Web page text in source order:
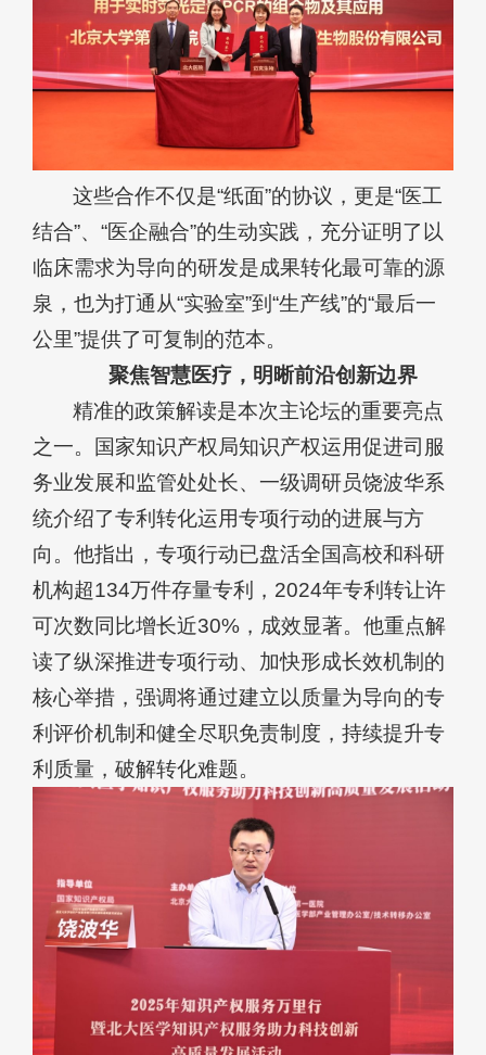
这些合作不仅是“纸面”的协议，更是“医工
结合”、“医企融合”的生动实践，充分证明了以
临床需求为导向的研发是成果转化最可靠的源
泉，也为打通从“实验室”到“生产线”的“最后一
公里”提供了可复制的范本。
聚焦智慧医疗，明晰前沿创新边界
精准的政策解读是本次主论坛的重要亮点
之一。国家知识产权局知识产权运用促进司服
务业发展和监管处处长、一级调研员饶波华系
统介绍了专利转化运用专项行动的进展与方
向。他指出，专项行动已盘活全国高校和科研
机构超134万件存量专利，2024年专利转让许
可次数同比增长近30%，成效显著。他重点解
读了纵深推进专项行动、加快形成长效机制的
核心举措，强调将通过建立以质量为导向的专
利评价机制和健全尽职免责制度，持续提升专
利质量，破解转化难题。